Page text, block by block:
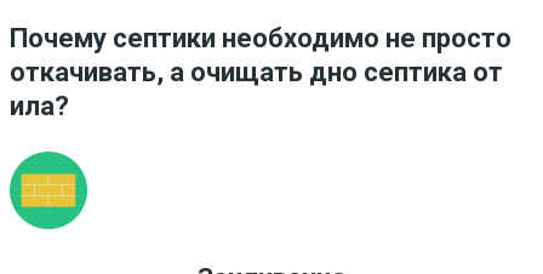
Почему септики необходимо не просто
откачивать, а очищать дно септика от
ила?